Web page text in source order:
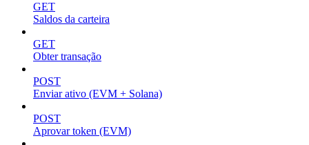
GET
Saldos da carteira
GET
Obter transação
POST
Enviar ativo (EVM + Solana)
POST
Aprovar token (EVM)